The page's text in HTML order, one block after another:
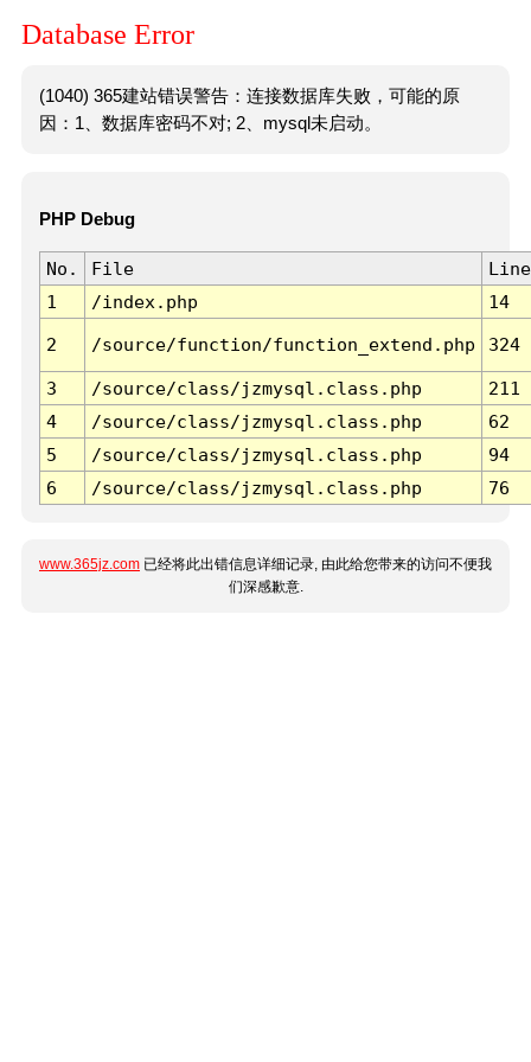
Database Error
(1040) 365建站错误警告：连接数据库失败，可能的原
因：1、数据库密码不对; 2、mysql未启动。
PHP Debug
No. File
Line
1
/index.php 14
2 /source/function/function_extend.php 324
3 /source/class/jzmysql.class.php
211
4
/source/class/jzmysql.class.php
62
5
/source/class/jzmysql.class.php
94
6
/source/class/jzmysql.class.php 76
www.365jz.com 已经将此出错信息详细记录, 由此给您带来的访问不便我
们深感歉意.